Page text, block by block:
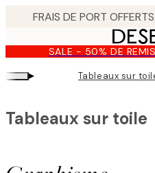
content.SALE - 50% DE
▸ Tableaux sur
Tableaux sur toile